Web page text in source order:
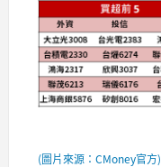
(圖片來源：CMoney官方)